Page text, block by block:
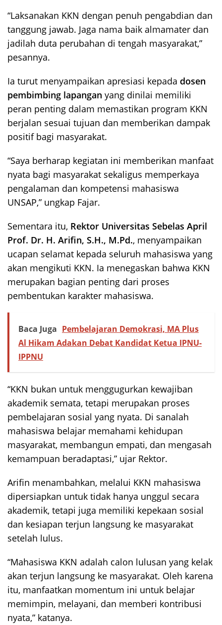
“Laksanakan KKN dengan penuh pengabdian dan
tanggung jawab. Jaga nama baik almamater dan
jadilah duta perubahan di tengah masyarakat,”
pesannya.
Ia turut menyampaikan apresiasi kepada dosen
pembimbing lapangan yang dinilai memiliki
peran penting dalam memastikan program KKN
berjalan sesuai tujuan dan memberikan dampak
positif bagi masyarakat.
“Saya berharap kegiatan ini memberikan manfaat
nyata bagi masyarakat sekaligus memperkaya
pengalaman dan kompetensi mahasiswa
UNSAP,” ungkap Fajar.
Sementara itu, Rektor Universitas Sebelas April
Prof. Dr. H. Arifin, S.H., M.Pd., menyampaikan
ucapan selamat kepada seluruh mahasiswa yang
akan mengikuti KKN. Ia menegaskan bahwa KKN
merupakan bagian penting dari proses
pembentukan karakter mahasiswa.
Baca Juga Pembelajaran Demokrasi, MA Plus
Al Hikam Adakan Debat Kandidat Ketua IPNU-
IPPNU
“KKN bukan untuk menggugurkan kewajiban
akademik semata, tetapi merupakan proses
pembelajaran sosial yang nyata. Di sanalah
mahasiswa belajar memahami kehidupan
masyarakat, membangun empati, dan mengasah
kemampuan beradaptasi,” ujar Rektor.
Arifin menambahkan, melalui KKN mahasiswa
dipersiapkan untuk tidak hanya unggul secara
akademik, tetapi juga memiliki kepekaan sosial
dan kesiapan terjun langsung ke masyarakat
setelah lulus.
“Mahasiswa KKN adalah calon lulusan yang kelak
akan terjun langsung ke masyarakat. Oleh karena
itu, manfaatkan momentum ini untuk belajar
memimpin, melayani, dan memberi kontribusi
nyata,” katanya.